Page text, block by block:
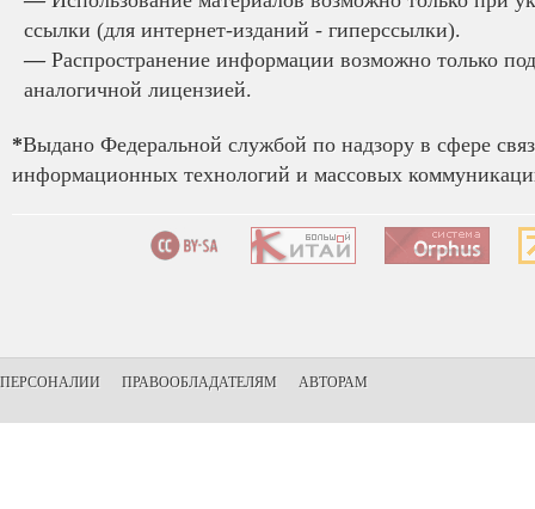
ссылки (для интернет-изданий - гиперссылки).
—Распространение информации возможно только
аналогичной лицензией.
*Выдано Федеральной службой по надзору в сфере
информационных технологий и массовых
ПЕРСОНАЛИИ ПРАВООБЛАДАТЕЛЯМ АВТОРАМ